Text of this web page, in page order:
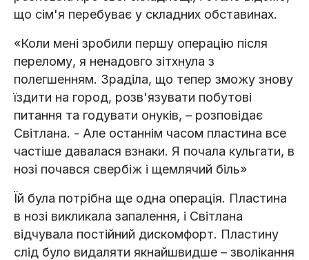
що сім'я перебуває у складних обставинах.
«Коли мені зробили першу операцію після
перелому, я ненадовго зітхнула з
полегшенням. Зраділа, що тепер зможу знову
їздити на город, розв'язувати побутові
питання та годувати онуків, – розповідає
Світлана. - Але останнім часом пластина все
частіше давалася взнаки. Я почала кульгати, в
нозі почався свербіж і щемлячий біль»
Їй була потрібна ще одна операція. Пластина
в нозі викликала запалення, і Світлана
відчувала постійний дискомфорт. Пластину
слід було видаляти якнайшвидше – зволікання